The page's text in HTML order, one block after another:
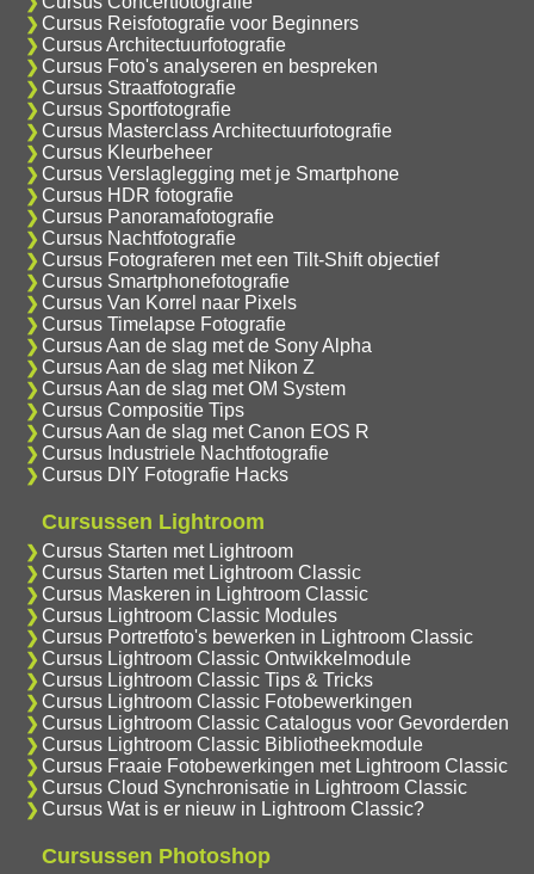
Cursus Reisfotografie voor Beginners
Cursus Architectuurfotografie
Cursus Foto's analyseren en bespreken
Cursus Straatfotografie
Cursus Sportfotografie
Cursus Masterclass Architectuurfotografie
Cursus Kleurbeheer
Cursus Verslaglegging met je Smartphone
Cursus HDR fotografie
Cursus Panoramafotografie
Cursus Nachtfotografie
Cursus Fotograferen met een Tilt-Shift objectief
Cursus Smartphonefotografie
Cursus Van Korrel naar Pixels
Cursus Timelapse Fotografie
Cursus Aan de slag met de Sony Alpha
Cursus Aan de slag met Nikon Z
Cursus Aan de slag met OM System
Cursus Compositie Tips
Cursus Aan de slag met Canon EOS R
Cursus Industriele Nachtfotografie
Cursus DIY Fotografie Hacks
Cursussen Lightroom
Cursus Starten met Lightroom
Cursus Starten met Lightroom Classic
Cursus Maskeren in Lightroom Classic
Cursus Lightroom Classic Modules
Cursus Portretfoto's bewerken in Lightroom Classic
Cursus Lightroom Classic Ontwikkelmodule
Cursus Lightroom Classic Tips & Tricks
Cursus Lightroom Classic Fotobewerkingen
Cursus Lightroom Classic Catalogus voor Gevorderden
Cursus Lightroom Classic Bibliotheekmodule
Cursus Fraaie Fotobewerkingen met Lightroom Classic
Cursus Cloud Synchronisatie in Lightroom Classic
Cursus Wat is er nieuw in Lightroom Classic?
Cursussen Photoshop